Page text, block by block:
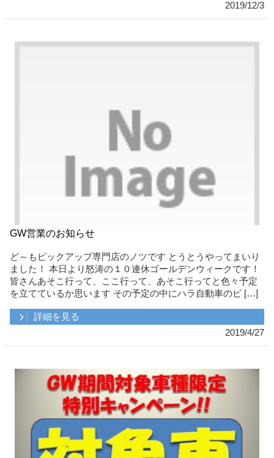
2019/12/3
GW営業のお知らせ
ど～もピックアップ専門店のノツです とうとうやってまいり
ました！ 本日より怒涛の１０連休ゴールデンウィークです！
皆さんあそこ行って、ここ行って、あそこ行ってと色々予定
を立てているか思います その予定の中にハラ自動車のピ […]
詳細を見る
2019/4/27